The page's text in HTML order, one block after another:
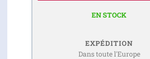
EN STOCK
EXPÉDITION
Dans toute l'Europe